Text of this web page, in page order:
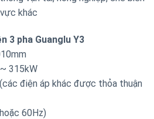
khác
3 pha Guanglu Y3
315kW
điện áp khác được thỏa thuận
60Hz)